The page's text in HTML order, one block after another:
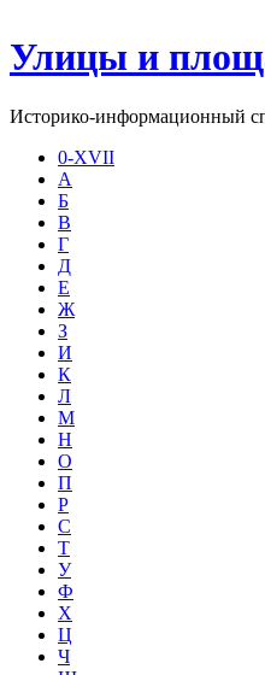
Улицы и
Историко-информационный
0-XVII
А
Б
В
Г
Д
Е
Ж
З
И
К
Л
М
Н
О
П
Р
С
Т
У
Ф
Х
Ц
Ч